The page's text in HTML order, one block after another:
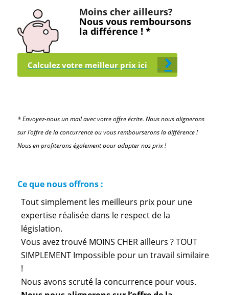
Moins cher ailleurs?
Nous vous remboursons
la différence ! *
Calculez votre meilleur prix ici
* Envoyez-nous un mail avec votre offre écrite. Nous nous alignerons
sur l’offre de la concurrence ou vous rembourserons la différence !
Nous en profiterons également pour adapter nos prix !
Ce que nous offrons :
Tout simplement les meilleurs prix pour une
expertise réalisée dans le respect de la
législation.
Vous avez trouvé MOINS CHER ailleurs ? TOUT
SIMPLEMENT Impossible pour un travail similaire
!
Nous avons scruté la concurrence pour vous.